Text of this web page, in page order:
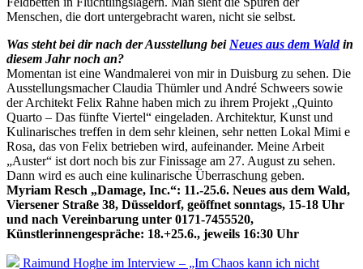
Menschen, die dort untergebracht waren, nicht sie selbst.
Was steht bei dir nach der Ausstellung bei Neues aus dem Waldin
diesem Jahr noch an?
Momentan ist eine Wandmalerei von mir in Duisburg zu sehen. Die
Ausstellungsmacher Claudia Thümler und André Schweers sowie
der Architekt Felix Rahne haben mich zu ihrem Projekt „Quinto
Quarto – Das fünfte Viertel“ eingeladen. Architektur, Kunst und
Kulinarisches treffen in dem sehr kleinen, sehr netten Lokal Mimi e
Rosa, das von Felix betrieben wird, aufeinander. Meine Arbeit
„Auster“ ist dort noch bis zur Finissage am 27. August zu sehen.
Dann wird es auch eine kulinarische Überraschung geben.
Myriam Resch „Damage, Inc.“: 11.-25.6. Neues aus dem Wald,
Viersener Straße 38, Düsseldorf, geöffnet sonntags, 15-18 Uhr
und nach Vereinbarung unter 0171-7455520,
Künstlerinnengespräche: 18.+25.6., jeweils 16:30 Uhr
Raimund Hoghe im Interview – „Im Chaos kann ich nicht